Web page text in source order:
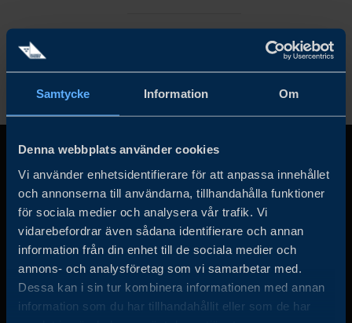
Samtycke Information Om
Denna webbplats använder cookies
Vi använder enhetsidentifierare för att anpassa innehållet
och annonserna till användarna, tillhandahålla funktioner
för sociala medier och analysera vår trafik. Vi
vidarebefordrar även sådana identifierare och annan
information från din enhet till de sociala medier och
annons- och analysföretag som vi samarbetar med.
Dessa kan i sin tur kombinera informationen med annan
information som du har tillhandahållit eller som de har
Business Sweden arbetar på uppdrag av regeringen och
det privata näringslivet för att hjälpa svenska företag att